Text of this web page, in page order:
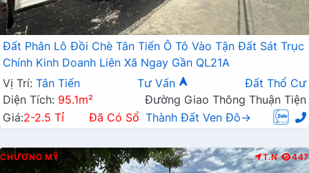
Đất Phân Lô Đồi Chè Tân Tiến Ô Tô Vào Tận Đất Sát Trục
Chính Kinh Doanh Liên Xã Ngay Gần QL21A
Vị Trí: Tân Tiến Tư Vấn
Đất Thổ Cư
Diện Tích: 95.1m²
Đường Giao Thông Thuận Tiện
Giá:2-2.5 Tỉ Đã Có Sổ Thành Đất Ven Đô→
CHƯƠNG MỸ T.N 447